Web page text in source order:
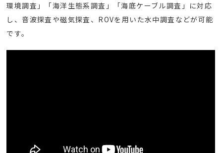
環境調査」「海洋生態系調査」「海底ケーブル調査」に対応
し、音波探査や磁気探査、ROVを用いた水中調査などが可能
です。